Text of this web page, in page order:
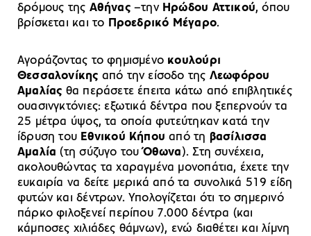
δρόμους της Αθήνας–την Ηρώδου Αττικού, όπου
βρίσκεται και το Προεδρικό Μέγαρο.
Αγοράζοντας το φημισμένο κουλούρι
Θεσσαλονίκης από την είσοδο της Λεωφόρου
Αμαλίας θα περάσετε έπειτα κάτω από επιβλητικές
ουασινγκτόνιες: εξωτικά δέντρα που ξεπερνούν τα
25 μέτρα ύψος, τα οποία φυτεύτηκαν κατά την
ίδρυση του Εθνικού Κήπουαπό τη βασίλισσα
Αμαλία (τη σύζυγο τουΌθωνα). Στη συνέχεια,
ακολουθώντας τα χαραγμένα μονοπάτια, έχετε την
ευκαιρία να δείτε μερικά από τα συνολικά 519 είδη
φυτών και δέντρων. Υπολογίζεται ότι το σημερινό
πάρκο φιλοξενεί περίπου 7.000 δέντρα (και
κάμποσες χιλιάδες θάμνων), ενώ διαθέτει και λίμνη